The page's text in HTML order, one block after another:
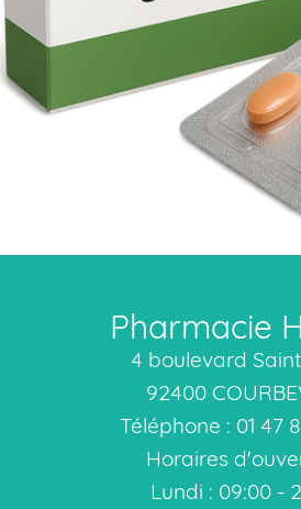
Pharmacie
4 boulevard
92400
Téléphone : 01 47
Horaires
Lundi : 09:00 -